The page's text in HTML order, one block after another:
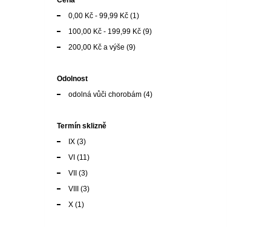
0,00 Kč - 99,99 Kč (1)
100,00 Kč - 199,99 Kč (9)
200,00 Kč a výše (9)
Odolnost
odolná vůči chorobám (4)
Termín sklizně
IX (3)
VI (11)
VII
(3)
VIII
(3)
X (1)